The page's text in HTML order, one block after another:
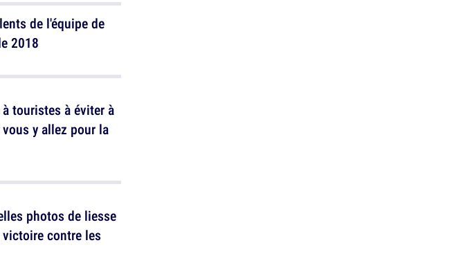
de l'équipe de
2018
touristes à éviter à
y allez pour la
photos de liesse
victoire contre les